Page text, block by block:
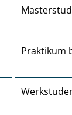
Praktikum